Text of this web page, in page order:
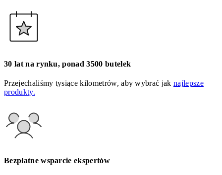
30 lat na rynku, ponad 3500 butelek
Przejechaliśmy tysiące kilometrów, aby wybrać jaknajlepsze
produkty.
Bezpłatne wsparcie ekspertów